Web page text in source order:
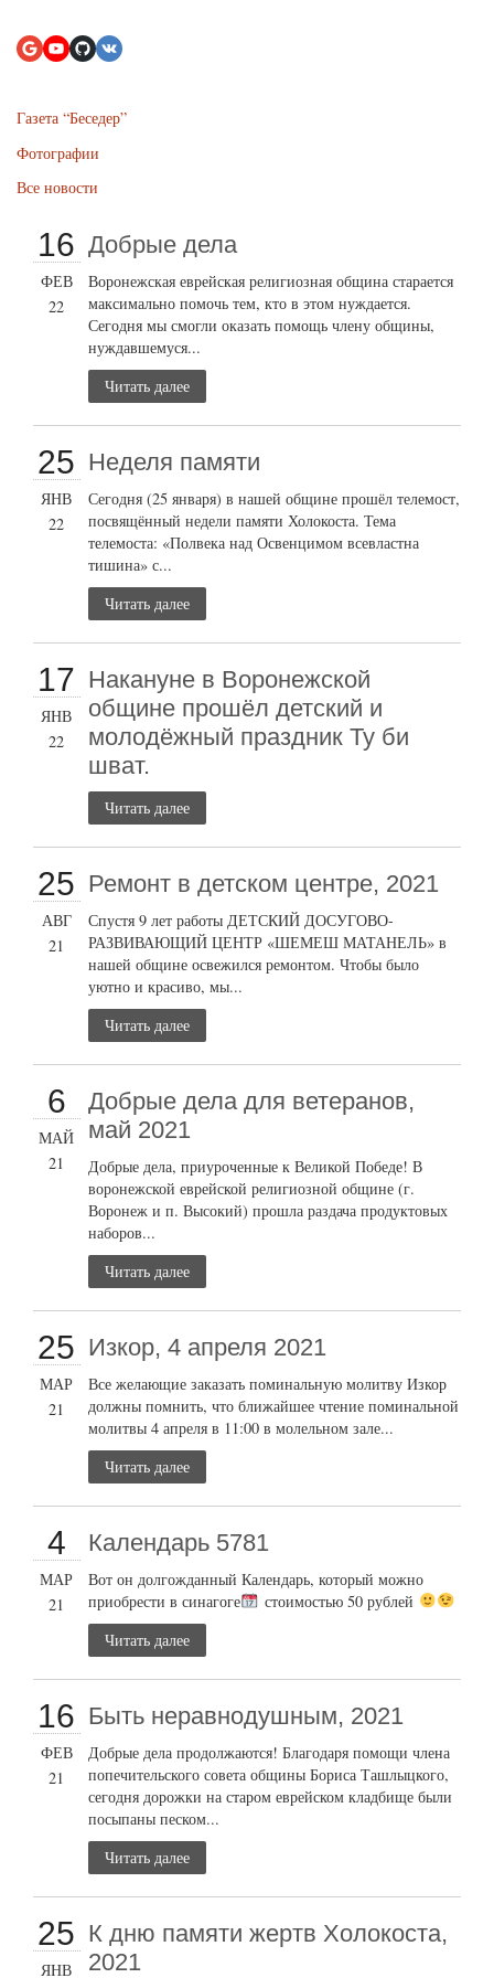
Газета “Беседер”
Фотографии
Все новости
16
ФЕВ
22
Добрые дела
Воронежская еврейская религиозная община старается
максимально помочь тем, кто в этом нуждается.
Сегодня мы смогли оказать помощь члену общины,
нуждавшемуся...
Читать далее
25
ЯНВ
22
Неделя памяти
Сегодня (25 января) в нашей общине прошёл телемост,
посвящённый недели памяти Холокоста. Тема
телемоста: «Полвека над Освенцимом всевластна
тишина» с...
Читать далее
17
ЯНВ
22
Накануне в Воронежской
общине прошёл детский и
молодёжный праздник Ту би
шват.
Читать далее
25
АВГ
21
Ремонт в детском центре, 2021
Спустя 9 лет работы ДЕТСКИЙ ДОСУГОВО-
РАЗВИВАЮЩИЙ ЦЕНТР «ШЕМЕШ МАТАНЕЛЬ» в
нашей общине освежился ремонтом. Чтобы было
уютно и красиво, мы...
Читать далее
6
МАЙ
21
Добрые дела для ветеранов,
май 2021
Добрые дела, приуроченные к Великой Победе! В
воронежской еврейской религиозной общине (г.
Воронеж и п. Высокий) прошла раздача продуктовых
наборов...
Читать далее
25
МАР
21
Изкор, 4 апреля 2021
Все желающие заказать поминальную молитву Изкор
должны помнить, что ближайшее чтение поминальной
молитвы 4 апреля в 11:00 в молельном зале...
Читать далее
4
МАР
21
Календарь 5781
Вот он долгожданный Календарь, который можно
приобрести в синагоге
стоимостью 50 рублей
Читать далее
16
ФЕВ
21
Быть неравнодушным, 2021
Добрые дела продолжаются! Благодаря помощи члена
попечительского совета общины Бориса Ташлыцкого,
сегодня дорожки на старом еврейском кладбище были
посыпаны песком...
Читать далее
25
ЯНВ
К дню памяти жертв Холокоста,
2021